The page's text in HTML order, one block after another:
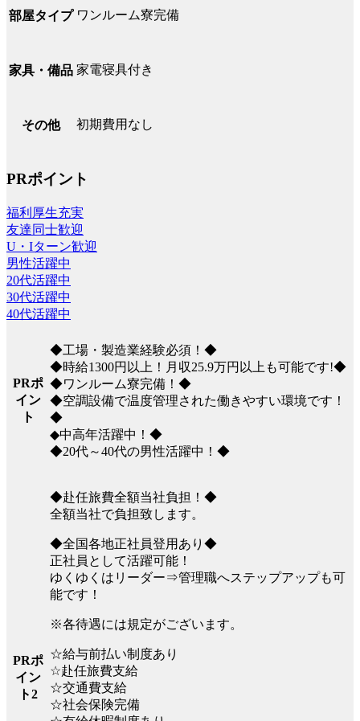
部屋タイプ ワンルーム寮完備
家具・備品 家電寝具付き
その他 初期費用なし
PRポイント
福利厚生充実
友達同士歓迎
U・Iターン歓迎
男性活躍中
20代活躍中
30代活躍中
40代活躍中
PRポ
イン
ト
◆工場・製造業経験必須！◆
◆時給1300円以上！月収25.9万円以上も可能です!◆
◆ワンルーム寮完備！◆
◆空調設備で温度管理された働きやすい環境です！
◆
◆中高年活躍中！◆
◆20代～40代の男性活躍中！◆
PRポ
イン
ト2
◆赴任旅費全額当社負担！◆
全額当社で負担致します。
◆全国各地正社員登用あり◆
正社員として活躍可能！
ゆくゆくはリーダー⇒管理職へステップアップも可
能です！
※各待遇には規定がございます。
☆給与前払い制度あり
☆赴任旅費支給
☆交通費支給
☆社会保険完備